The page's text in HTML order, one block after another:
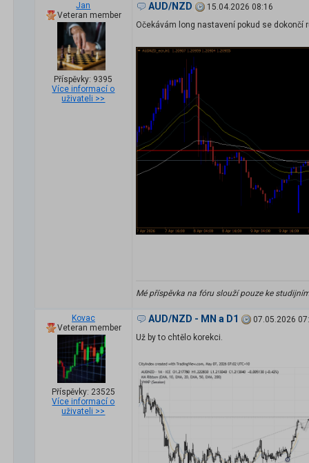
Jan
Veteran member
Příspěvky: 9395
Více informací o
uživateli >>
AUD/NZD
15.04.2026 08:16
Očekávám long nastavení pokud se dokončí
Mé příspěvka na fóru slouží pouze ke
Kovac
Veteran member
Příspěvky: 23525
Více informací o
uživateli >>
AUD/NZD - MN a D1
07.05.2026
Už by to chtělo korekci.